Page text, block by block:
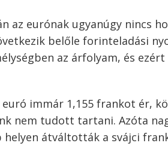
eurónak ugyanúgy nincs
belőle forinteladási
az árfolyam, és
immár 1,155 frankot ér,
nem tudott tartani. Azóta
átváltották a svájci